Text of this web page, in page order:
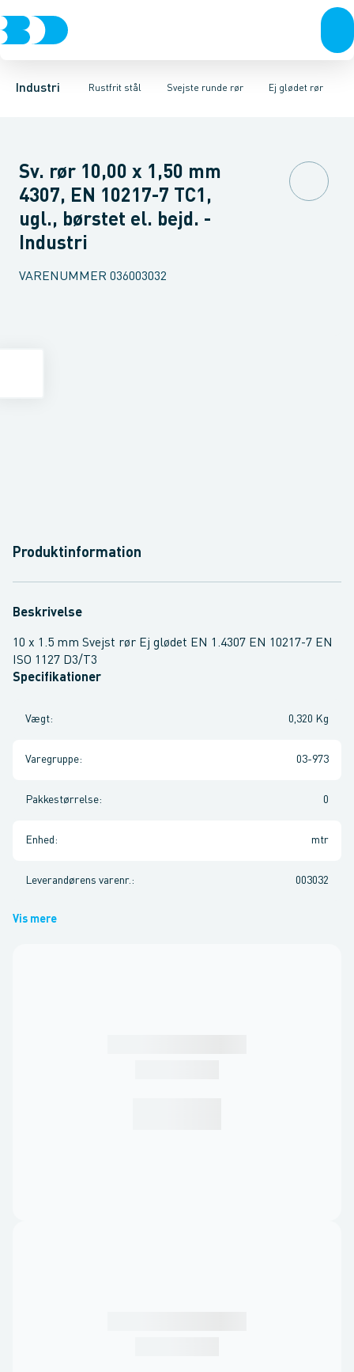
Industri Rustfrit stål
VentilerRustfrit stålSort stålGalvaniseret stål PlastIndustri
Svejste runde rør
Svejsefittings ASTM svejsefittings Levnedsmiddel fittings
Ej glødet rør
Ej glødet rør Glødet rørSlebne rør VintermåtterVarmesvøb
Sv. rør 10,00 x 1,50 mm
4307, EN 10217-7 TC1,
ugl., børstet el. bejd. -
Industri
VARENUMMER 036003032
Produktinformation
Beskrivelse
10 x 1.5 mm Svejst rør Ej glødet EN 1.4307 EN 10217-7 EN
ISO 1127 D3/T3
Specifikationer
Vægt: 0,320 Kg
Varegruppe: 03-973
Pakkestørrelse: 0
Enhed : mtr
Leverandørens varenr. : 003032
Vis mere